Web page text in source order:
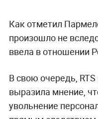
Как отметил
произошло не
ввела в отношении
В свою очередь,
выразила мнение,
увольнение